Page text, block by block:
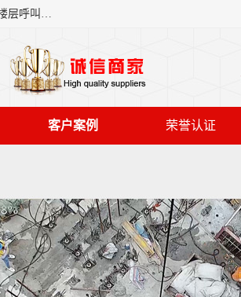
上海融瑞环保科技有限公司是吊钩可视化、塔吊黑匣子、扬尘监测系统、塔吊监控系统、扬尘环境监测、塔吊风速仪、楼层呼叫器、主令控制器、人脸识别、风速仪等一系列环保设备的研发生产销售为一体的专业化公司。
客户案例 荣誉认证